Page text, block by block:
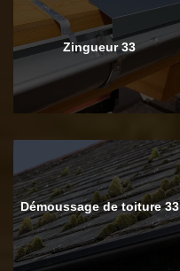
Zingueur 33
Démoussage de toiture 33